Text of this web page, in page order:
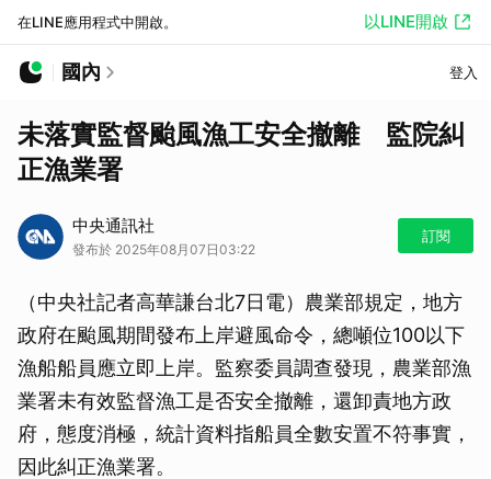
在LINE應用程式中開啟。 以LINE開啟
國內 登入
未落實監督颱風漁工安全撤離 監院糾
正漁業署
中央通訊社
發布於 2025年08月07日03:22
訂閱
（中央社記者高華謙台北7日電）農業部規定，地方
政府在颱風期間發布上岸避風命令，總噸位100以下
漁船船員應立即上岸。監察委員調查發現，農業部漁
業署未有效監督漁工是否安全撤離，還卸責地方政
府，態度消極，統計資料指船員全數安置不符事實，
因此糾正漁業署。